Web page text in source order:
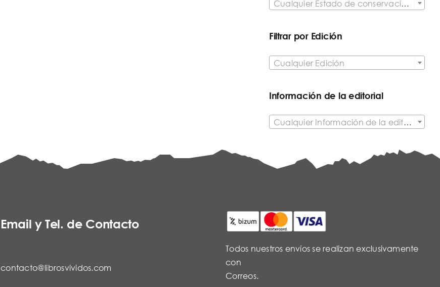
Cualquier Estado de conservación del artículo
Filtrar por Edición
Cualquier Edición
Información de la editorial
Cualquier Información de la editorial
Email y Tel. de Contacto
contacto@librosvividos.com
Todos nuestros envíos se realizan exclusivamente
con
Correos.